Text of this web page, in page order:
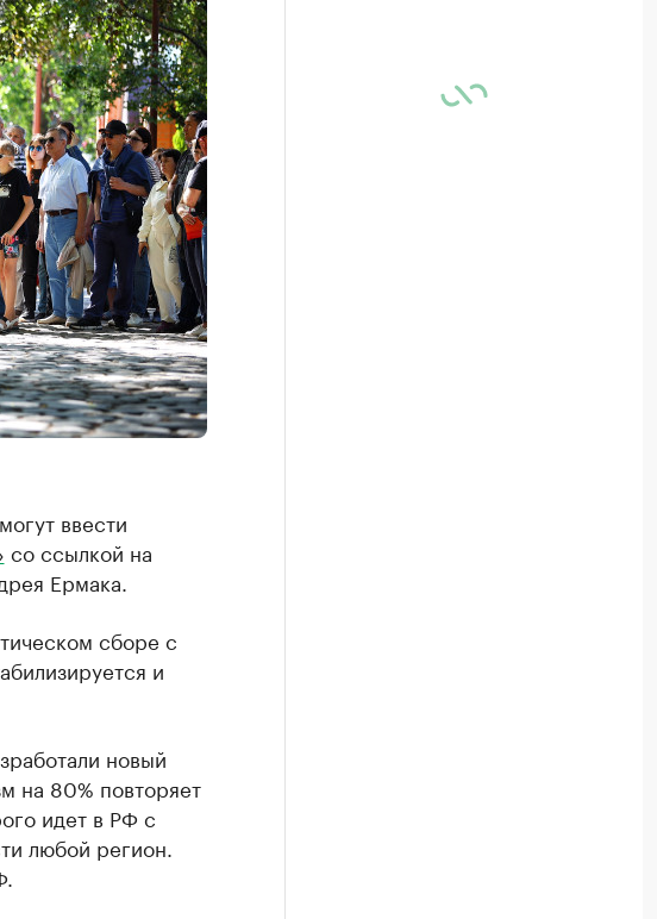
ввести
со ссылкой на
Ермака.
сборе с
и
новый
на 80% повторяет
идет в РФ с
любой регион.